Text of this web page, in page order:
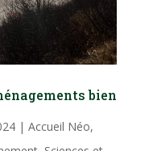
bien
| Accueil Néo,